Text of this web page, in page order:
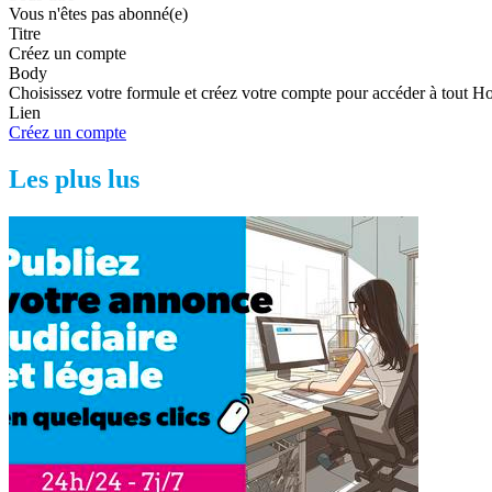
Vous n'êtes pas abonné(e)
Titre
Créez un compte
Body
Choisissez votre formule et créez votre compte pour accéder à tout
Lien
Créez un compte
Les plus lus